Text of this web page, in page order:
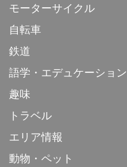
モーターサイクル
自転車
鉄道
語学・エデュケーション
趣味
トラベル
エリア情報
動物・ペット